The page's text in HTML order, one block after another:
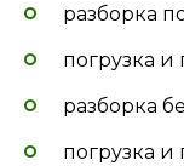
разборка
погрузка и
разборка
погрузка и